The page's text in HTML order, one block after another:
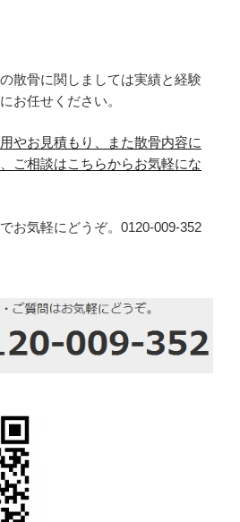
散骨に関しましては実績と経験
にお任せください。
やお見積もり、また散骨内容に
ご相談はこちらからお気軽にな
お気軽にどうぞ。0120-009-352